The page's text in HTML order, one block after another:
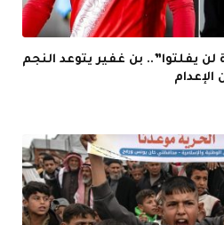
يفلتوا”.. بن غفير يتوعد النجم
الإعدام